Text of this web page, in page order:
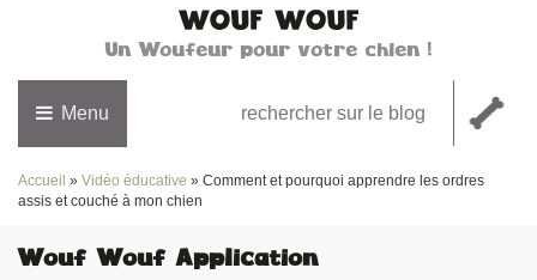
Un Woufeur pour votre chien !
Menu
Accueil » Vidéo éducative » Comment et pourquoi apprendre les ordres
assis et couché à mon chien
Wouf Wouf Application